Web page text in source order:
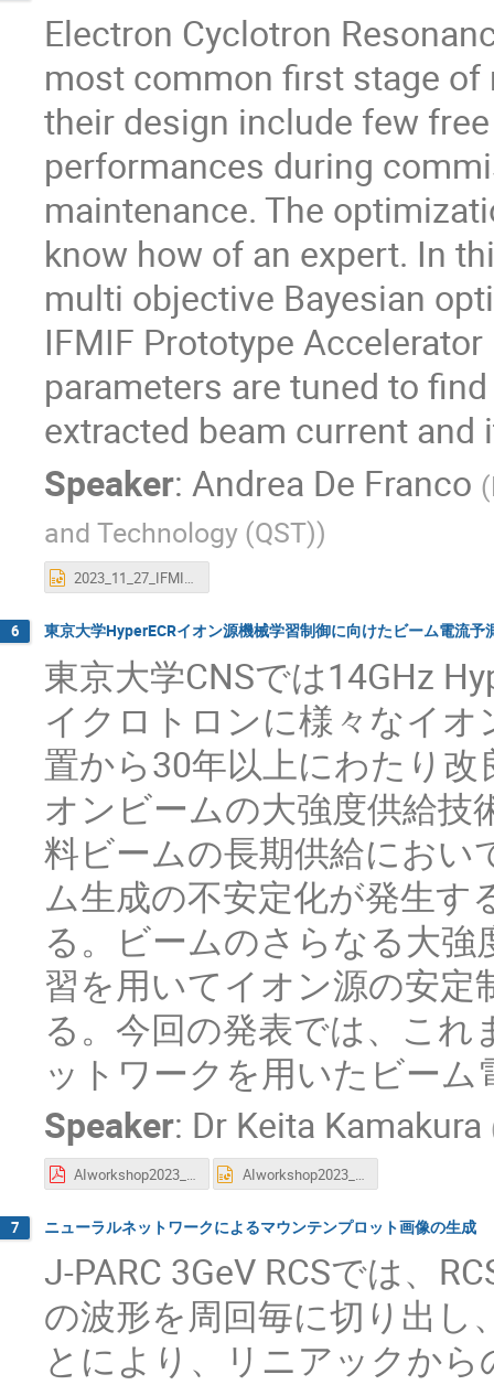
Electron Cyclotron
most common first stage of
their design include few
performances during
maintenance. The
know how of an expert. In
multi objective Bayesian
IFMIF Prototype
parameters are tuned to
extracted beam current
Speaker: Andrea De Franco (
and Technology (QST))
2023_11_27_IFMIF_ML_DeFranco_Akagi.pptx
6 東京大学HyperECRイオン源機械学習制御に向けたビーム電流予
東京大学CNSでは14GHz
イクロトロンに様々なイ
置から30年以上にわたり
オンビームの大強度供給技
料ビームの長期供給におい
ム生成の不安定化が発生
る。ビームのさらなる大強
習を用いてイオン源の安
る。今回の発表では、こ
ットワークを用いたビー
Speaker: Dr Keita Kamakura
AIworkshop2023_kamakura.pdf AIworkshop2023_kamakura.pptx
7 ニューラルネットワークによるマウンテンプロット画像の生成
J-PARC 3GeV RCSでは、
の波形を周回毎に切り出し
とにより、リニアックか